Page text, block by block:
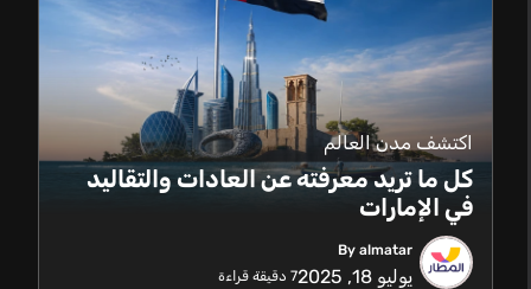
اكتشف مدن العالم
كل ما تريد معرفته عن العادات والتقاليد
في الإمارات
By almatar
يوليو 18, 2025 7دقيقة قراءة